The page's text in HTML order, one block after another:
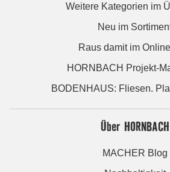
Weitere Kategorien im
Neu im
Raus damit im
HORNBACH Projekt-
BODENHAUS: Fliesen.
Über HORNBACH
MACHER Blog